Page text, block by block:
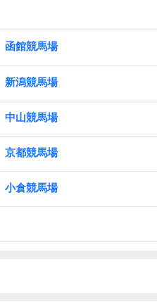
函館競馬場
新潟競馬場
中山競馬場
京都競馬場
小倉競馬場